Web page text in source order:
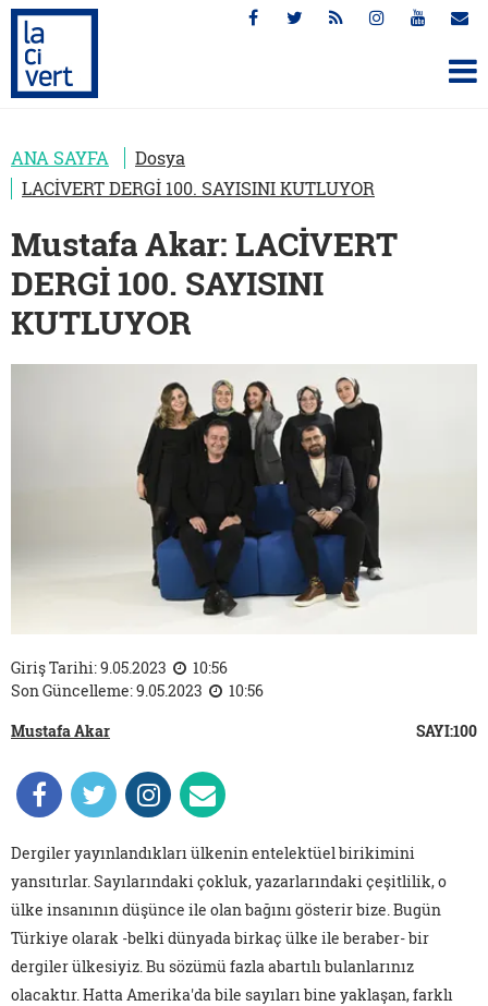
ANA SAYFA
Dosya
LACİVERT DERGİ 100. SAYISINI KUTLUYOR
Mustafa Akar: LACİVERT
DERGİ 100. SAYISINI
KUTLUYOR
Giriş Tarihi: 9.05.2023
10:56
Son Güncelleme: 9.05.2023
10:56
Mustafa Akar
SAYI:100
Dergiler yayınlandıkları ülkenin entelektüel birikimini
yansıtırlar. Sayılarındaki çokluk, yazarlarındaki çeşitlilik, o
ülke insanının düşünce ile olan bağını gösterir bize. Bugün
Türkiye olarak -belki dünyada birkaç ülke ile beraber- bir
dergiler ülkesiyiz. Bu sözümü fazla abartılı bulanlarınız
olacaktır. Hatta Amerika'da bile sayıları bine yaklaşan, farklı